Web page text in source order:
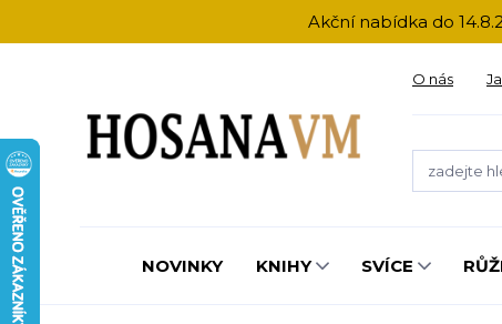
Akční nabídka do
O nás
NOVINKY KNIHY SVÍCE